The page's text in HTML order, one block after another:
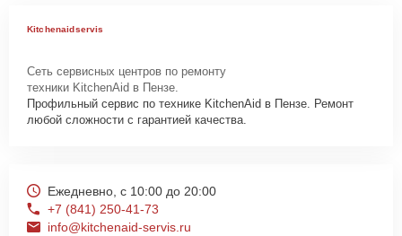
Kitchenaidservis
Сеть сервисных центров по ремонту
техники KitchenAid в Пензе.
Профильный сервис по технике KitchenAid в Пензе. Ремонт
любой сложности с гарантией качества.
Ежедневно, с 10:00 до 20:00
+7 (841) 250-41-73
info@kitchenaid-servis.ru